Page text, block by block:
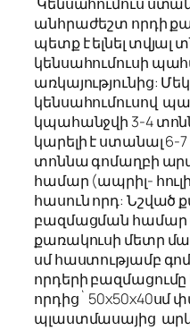
անհրաժեշտ որդի
պետք է ելնել տվյալ
կենսահումուսի
առկայությունից:
կենսահումուսով
կպահանջվի 3-4
կարելի է ստանալ
տոննա գոմաղբի
համար (ապրիլ-
հասուն որդ: Նշված
բազմացման համար
քառակուսի մետր
սմ հաստությամբ
որդերի բազմացումը
որդից` 50x50x40սմ
պլաստմասայից